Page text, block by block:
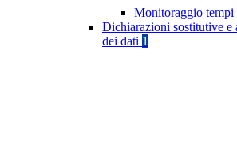
Monitoraggio tempi
Dichiarazioni sostitutive
dei dati 1